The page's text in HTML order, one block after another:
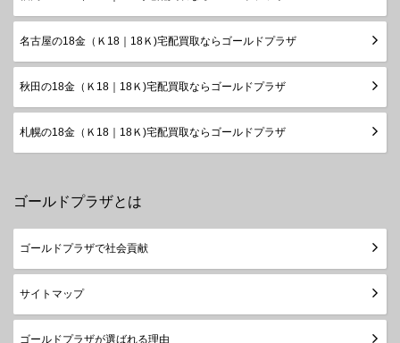
名古屋の18金（Ｋ18｜18Ｋ)宅配買取ならゴールドプラザ
秋田の18金（Ｋ18｜18Ｋ)宅配買取ならゴールドプラザ
札幌の18金（Ｋ18｜18Ｋ)宅配買取ならゴールドプラザ
ゴールドプラザとは
ゴールドプラザで社会貢献
サイトマップ
ゴールドプラザが選ばれる理由